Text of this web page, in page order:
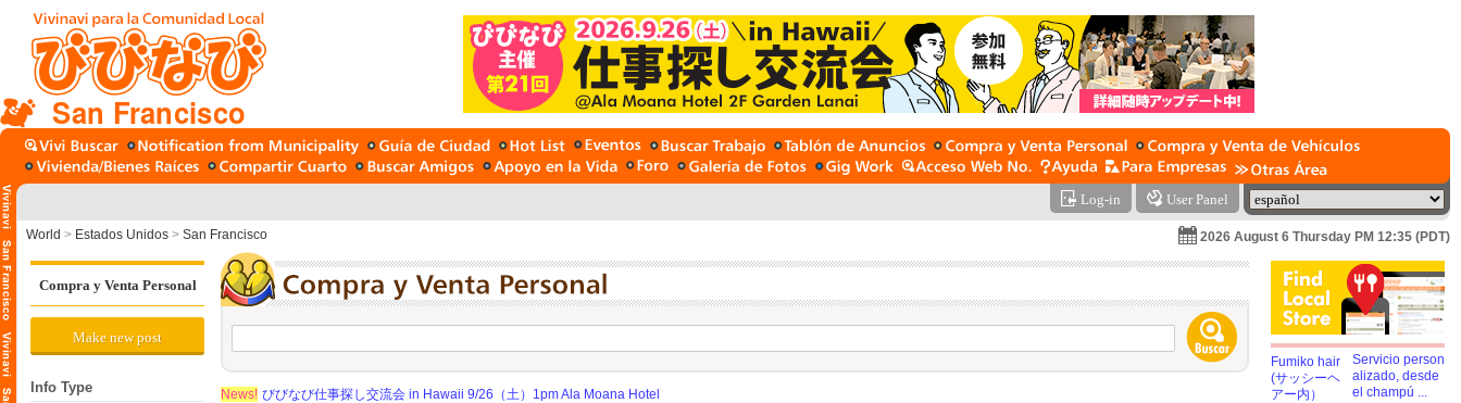
San Francisco
Log-in User Panel
World > Estados Unidos > San Francisco 2026 August 6 Thursday PM 12:35 (PDT)
Compra y Venta Personal
Make new post
Info Type
News! びびなび仕事探し交流会 in Hawaii 9/26（土）1pm Ala Moana Hotel
Servicio person
alizado, desde
el champú ...